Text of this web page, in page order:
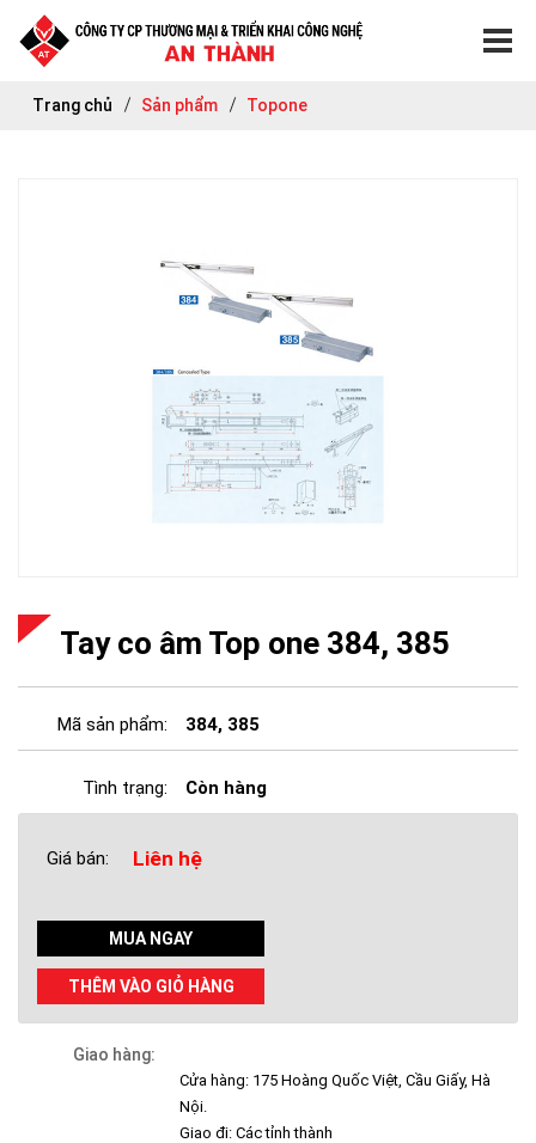
Trang chủ Sản phẩm Topone
Tay co âm Top one 384, 385
Mã sản phẩm: 384, 385
Tình trạng: Còn hàng
Giá bán: Liên hệ
MUA NGAY
THÊM VÀO GIỎ HÀNG
Giao hàng:
Cửa hàng: 175 Hoàng Quốc Việt, Cầu Giấy, Hà
Nội.
Giao đi: Các tỉnh thành